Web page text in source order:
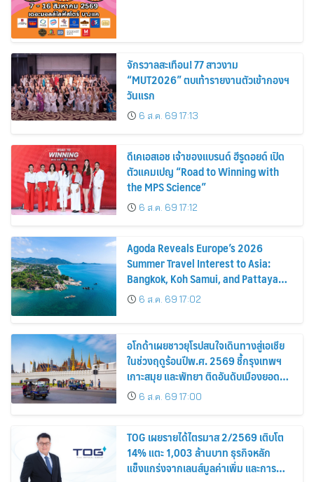
จักรวาลสะเทือน! 77 สาวงาม
“MUT2026” ตบเท้ารายงานตัวเข้ากองฯ
วันแรก
6 ส.ค. 69 17:13
ดีเคเอสเอช เจ้าของแบรนด์ ฮีรูดอยด์ เปิด
ตัวแคมเปญ “Road to Winning with
the MPS Science”
6 ส.ค. 69 17:12
Agoda Reveals Europe’s 2026
Summer Travel Interest to Asia:
Bangkok, Koh Samui, and Pattaya
Among the Top Cities
6 ส.ค. 69 17:02
อโกด้าเผยชาวยุโรปสนใจเดินทางสู่เอเชีย
ในช่วงฤดูร้อนปีพ.ศ. 2569 ชี้กรุงเทพฯ
เกาะสมุย และพัทยา ติดอันดับเมืองยอด
นิยม6 ส.ค. 69 17:00
TOG เผยรายได้ไตรมาส 2/2569 เติบโต
14% แตะ 1,003 ล้านบาท ธุรกิจหลัก
แข็งแกร่งจากเลนส์มูลค่าเพิ่ม และการ